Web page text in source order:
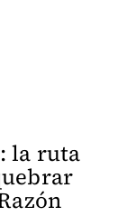
la ruta